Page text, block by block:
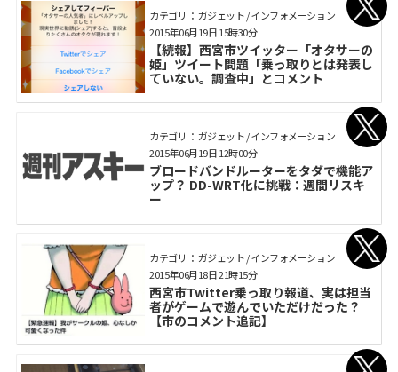
カテゴリ： ガジェット / インフォメーション
【続報】西宮市ツイッター「オタサーの
姫」ツイート問題「乗っ取りとは発表し
ていない。調査中」とコメント
2015年06月19日 15時30分
カテゴリ： ガジェット / インフォメーション
ブロードバンドルーターをタダで機能ア
ップ？ DD-WRT化に挑戦：週間リスキ
ー
2015年06月19日 12時00分
カテゴリ： ガジェット / インフォメーション
西宮市Twitter乗っ取り報道、実は担当
者がゲームで遊んでいただけだった？
【市のコメント追記】
2015年06月18日 21時15分